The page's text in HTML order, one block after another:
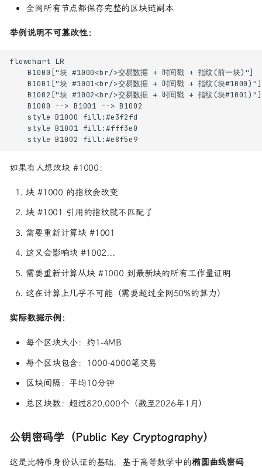
全网所有节点都保存完整的区块链副本
举例说明不可篡改性：
flowchart LR
    B1000["块 #1000<br/>交易数据 + 时间戳 + 指纹(前一块)"]
    B1001["块 #1001<br/>交易数据 + 时间戳 + 指纹(块#1000)"]
    B1002["块 #1002<br/>交易数据 + 时间戳 + 指纹(块#1001)"]
    B1000 --> B1001 --> B1002
    style B1000 fill:#e3f2fd
    style B1001 fill:#fff3e0
    style B1002 fill:#e8f5e9
如果有人想改块 #1000：
块 #1000 的指纹会改变
块 #1001 引用的指纹就不匹配了
需要重新计算块 #1001
这又会影响块 #1002...
需要重新计算从块 #1000 到最新块的所有工作量证明
这在计算上几乎不可能（需要超过全网50%的算力）
实际数据示例：
每个区块大小：约1-4MB
每个区块包含：1000-4000笔交易
区块间隔：平均10分钟
总区块数：超过820,000个（截至2026年1月）
公钥密码学（Public Key Cryptography）
这是比特币身份认证的基础，基于高等数学中的椭圆曲线密码